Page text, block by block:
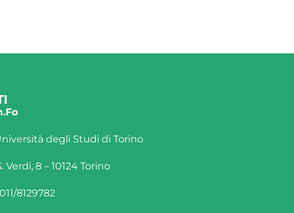
degli Studi di Torino
Verdi, 8 – 10124 Torino
8129782